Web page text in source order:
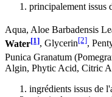
principalement
Aqua, Aloe Barbadensis
Water[1], Glycerin[2],
Punica Granatum
Algin, Phytic Acid, Citric
ingrédients issus de